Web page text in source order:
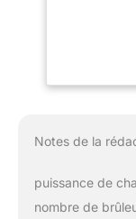
Notes de la
puissance de
nombre de